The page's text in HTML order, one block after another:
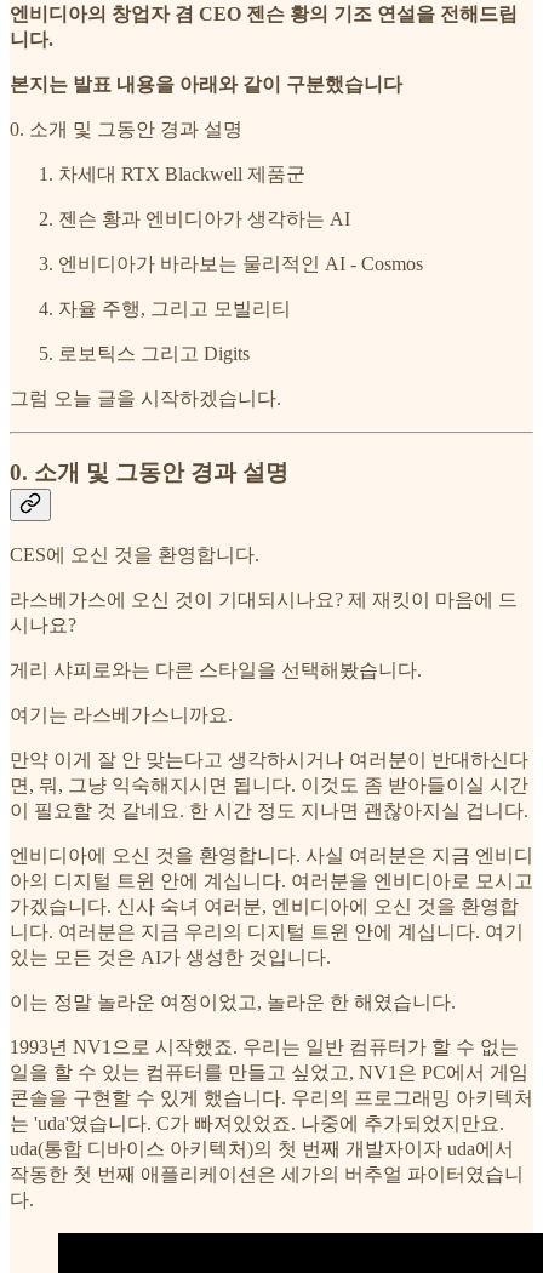
엔비디아의 창업자 겸 CEO 젠슨 황의 기조 연설을 전해드립
니다.
본지는 발표 내용을 아래와 같이 구분했습니다
0. 소개 및 그동안 경과 설명
차세대 RTX Blackwell 제품군
젠슨 황과 엔비디아가 생각하는 AI
엔비디아가 바라보는 물리적인 AI - Cosmos
자율 주행, 그리고 모빌리티
로보틱스 그리고 Digits
그럼 오늘 글을 시작하겠습니다.
0. 소개 및 그동안 경과 설명
CES에 오신 것을 환영합니다.
라스베가스에 오신 것이 기대되시나요? 제 재킷이 마음에 드
시나요?
게리 샤피로와는 다른 스타일을 선택해봤습니다.
여기는 라스베가스니까요.
만약 이게 잘 안 맞는다고 생각하시거나 여러분이 반대하신다
면, 뭐, 그냥 익숙해지시면 됩니다. 이것도 좀 받아들이실 시간
이 필요할 것 같네요. 한 시간 정도 지나면 괜찮아지실 겁니다.
엔비디아에 오신 것을 환영합니다. 사실 여러분은 지금 엔비디
아의 디지털 트윈 안에 계십니다. 여러분을 엔비디아로 모시고
가겠습니다. 신사 숙녀 여러분, 엔비디아에 오신 것을 환영합
니다. 여러분은 지금 우리의 디지털 트윈 안에 계십니다. 여기
있는 모든 것은 AI가 생성한 것입니다.
이는 정말 놀라운 여정이었고, 놀라운 한 해였습니다.
1993년 NV1으로 시작했죠. 우리는 일반 컴퓨터가 할 수 없는
일을 할 수 있는 컴퓨터를 만들고 싶었고, NV1은 PC에서 게임
콘솔을 구현할 수 있게 했습니다. 우리의 프로그래밍 아키텍처
는 'uda'였습니다. C가 빠져있었죠. 나중에 추가되었지만요.
uda(통합 디바이스 아키텍처)의 첫 번째 개발자이자 uda에서
작동한 첫 번째 애플리케이션은 세가의 버추얼 파이터였습니
다.